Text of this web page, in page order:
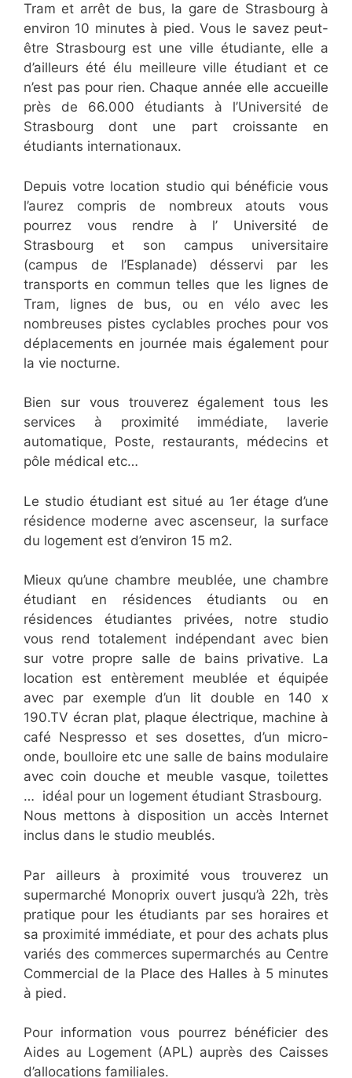
Tram et arrêt de bus, la gare de Strasbourg à
environ 10 minutes à pied. Vous le savez peut-
être Strasbourg est une ville étudiante, elle a
d’ailleurs été élu meilleure ville étudiant et ce
n’est pas pour rien. Chaque année elle accueille
près de 66.000 étudiants à l’Université de
Strasbourg dont une part croissante en
étudiants internationaux.
Depuis votre location studio qui bénéficie vous
l’aurez compris de nombreux atouts vous
pourrez vous rendre à l’ Université de
Strasbourg et son campus universitaire
(campus de l’Esplanade) désservi par les
transports en commun telles que les lignes de
Tram, lignes de bus, ou en vélo avec les
nombreuses pistes cyclables proches pour vos
déplacements en journée mais également pour
la vie nocturne.
Bien sur vous trouverez également tous les
services à proximité immédiate, laverie
automatique, Poste, restaurants, médecins et
pôle médical etc…
Le studio étudiant est situé au 1er étage d’une
résidence moderne avec ascenseur, la surface
du logement est d’environ 15 m2.
Mieux qu’une chambre meublée, une chambre
étudiant en résidences étudiants ou en
résidences étudiantes privées, notre studio
vous rend totalement indépendant avec bien
sur votre propre salle de bains privative. La
location est entèrement meublée et équipée
avec par exemple d’un lit double en 140 x
190.TV écran plat, plaque électrique, machine à
café Nespresso et ses dosettes, d’un micro-
onde, boulloire etc une salle de bains modulaire
avec coin douche et meuble vasque, toilettes
… idéal pour un logement étudiant Strasbourg.
Nous mettons à disposition un accès Internet
inclus dans le studio meublés.
Par ailleurs à proximité vous trouverez un
supermarché Monoprix ouvert jusqu’à 22h, très
pratique pour les étudiants par ses horaires et
sa proximité immédiate, et pour des achats plus
variés des commerces supermarchés au Centre
Commercial de la Place des Halles à 5 minutes
à pied.
Pour information vous pourrez bénéficier des
Aides au Logement (APL) auprès des Caisses
d’allocations familiales.